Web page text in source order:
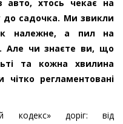
авто, хтось чекає на
до садочка. Ми звикли
належне, а пил на
Але чи знаєте ви, що
та кожна хвилина
регламентовані
кодекс» доріг: від